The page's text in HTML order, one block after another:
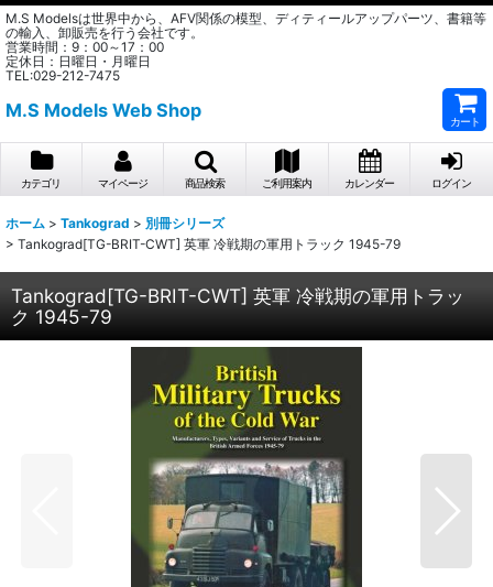
M.S Modelsは世界中から、AFV関係の模型、ディティールアップパーツ、書籍等
の輸入、卸販売を行う会社です。
営業時間：9：00～17：00
定休日：日曜日・月曜日
TEL:029-212-7475
M.S Models Web Shop
カート
カテゴリ マイページ 商品検索 ご利用案内 カレンダー ログイン
ホーム > Tankograd > 別冊シリーズ
> Tankograd[TG-BRIT-CWT] 英軍 冷戦期の軍用トラック 1945-79
Tankograd[TG-BRIT-CWT] 英軍 冷戦期の軍用トラッ
ク 1945-79